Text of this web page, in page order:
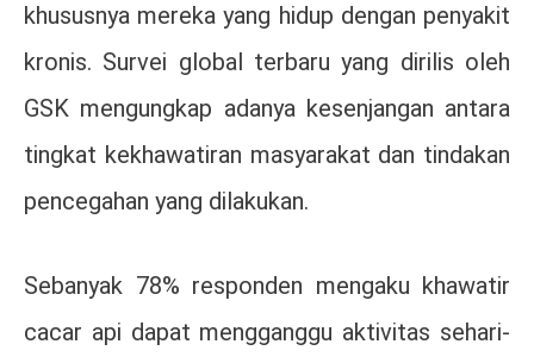
khususnya mereka yang hidup dengan penyakit
kronis. Survei global terbaru yang dirilis oleh
GSK mengungkap adanya kesenjangan antara
tingkat kekhawatiran masyarakat dan tindakan
pencegahan yang dilakukan.
Sebanyak 78% responden mengaku khawatir
cacar api dapat mengganggu aktivitas sehari-